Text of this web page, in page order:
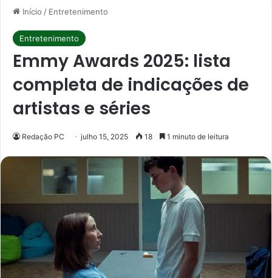
Início / Entretenimento
Entretenimento
Emmy Awards 2025: lista
completa de indicações de
artistas e séries
Redação PC julho 15, 2025 18 1 minuto de leitura